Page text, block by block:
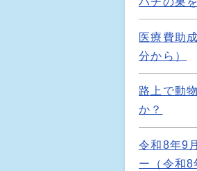
医療費助
分から）
路上で動
か？
令和8年9
ー（令和8